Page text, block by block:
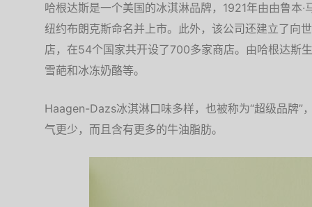
哈根达斯是一个美国的冰淇淋品牌，1921年由由鲁本
纽约布朗克斯命名并上市。此外，该公司还建立了向
店，在54个国家共开设了700多家商店。由哈根达斯
雪葩和冰冻奶酪等。
Haagen-Dazs冰淇淋口味多样，也被称为“超级品牌”
气更少，而且含有更多的牛油脂肪。